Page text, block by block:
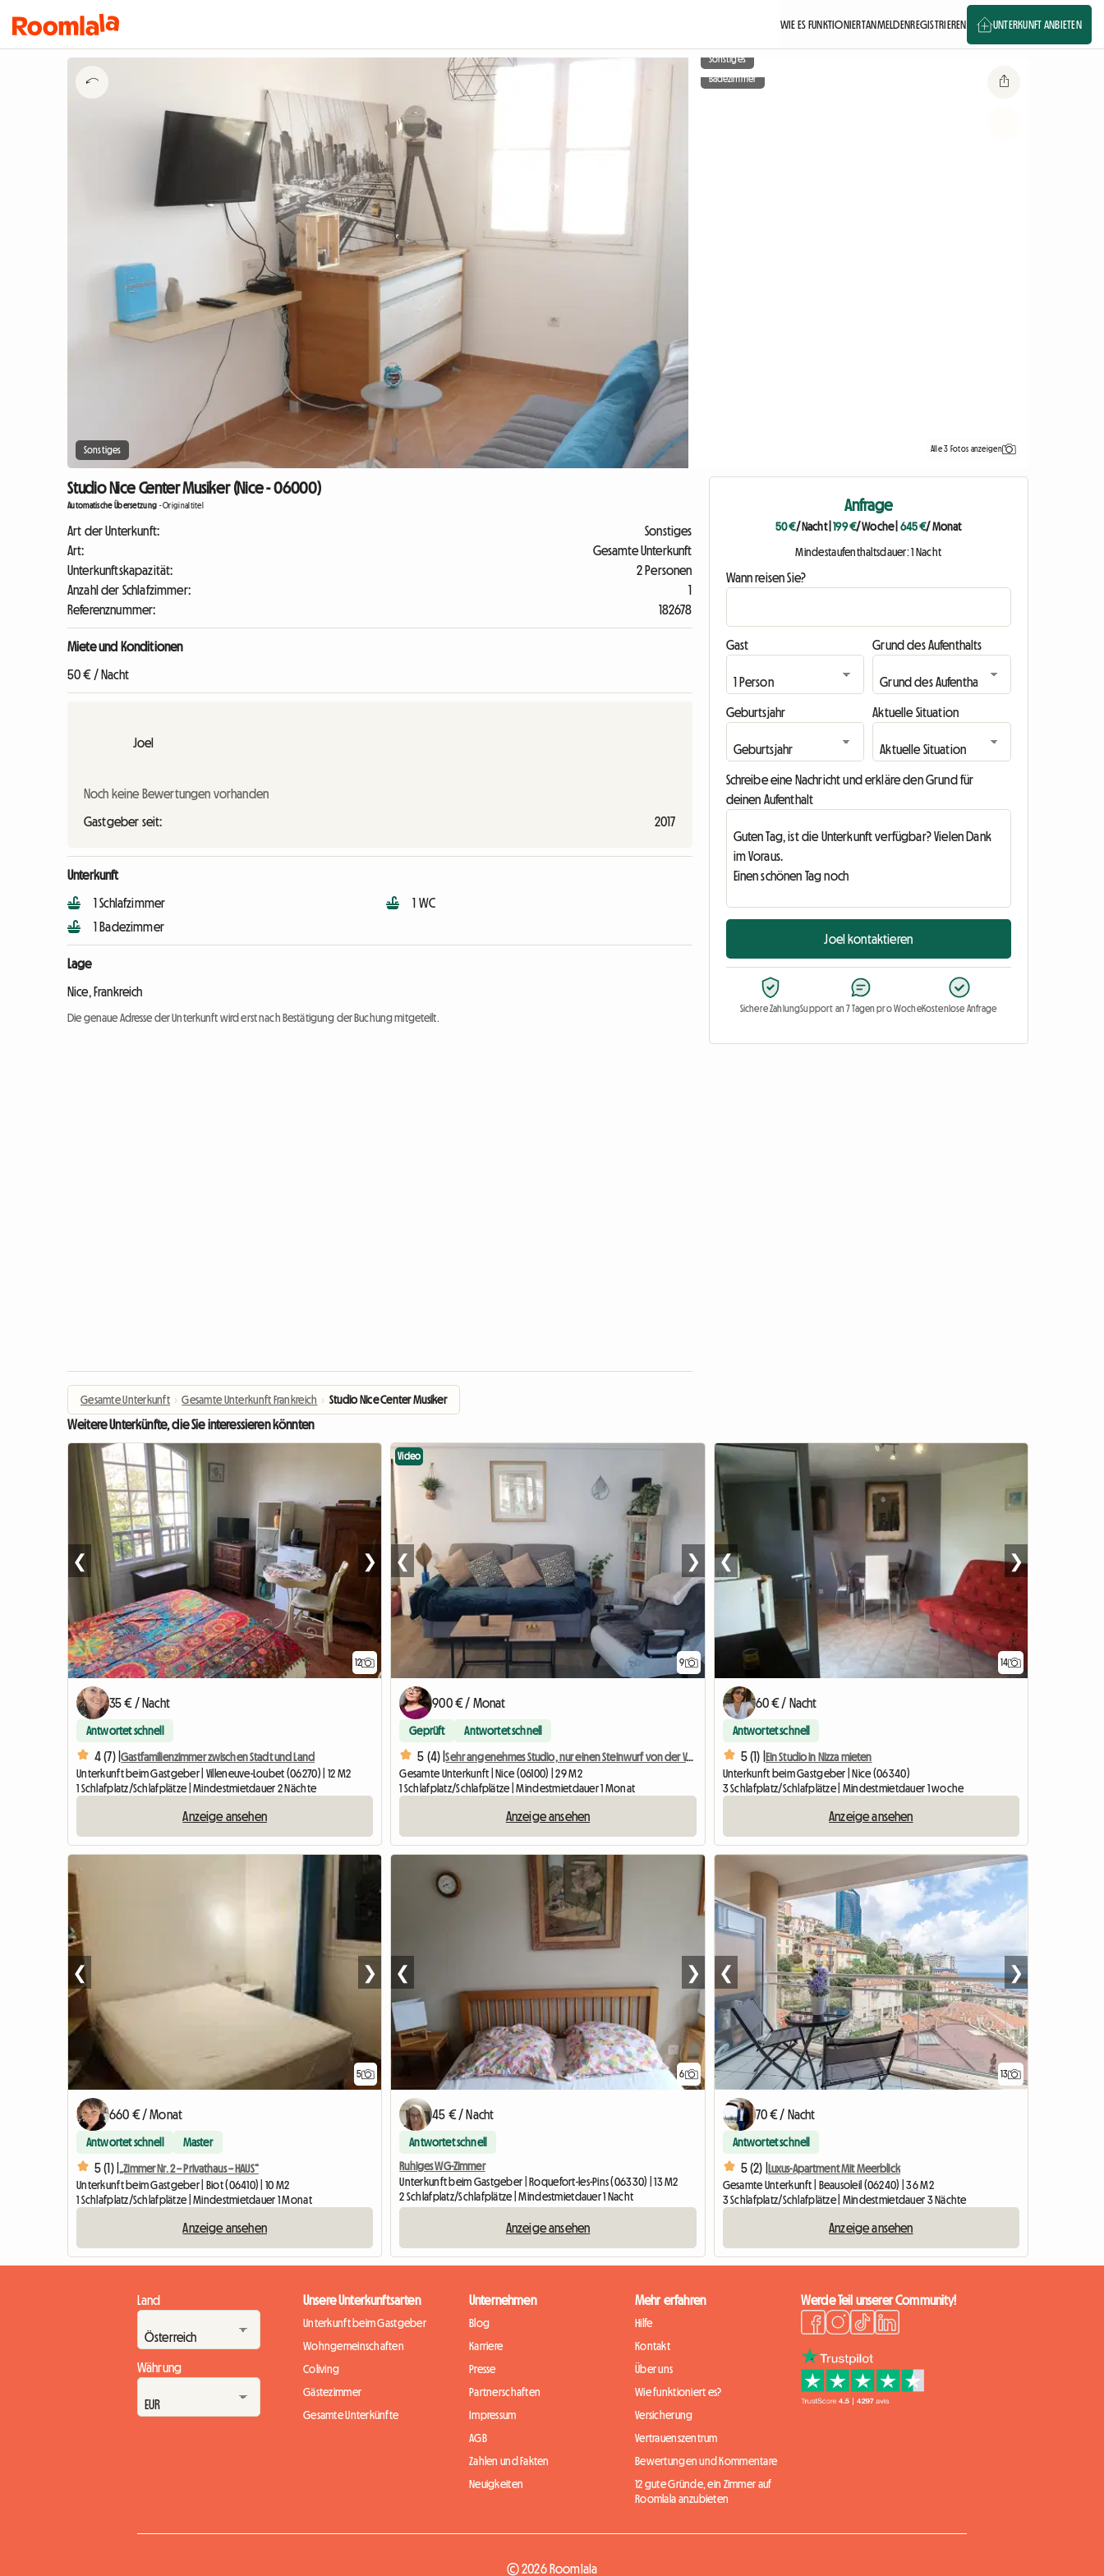
WIE ES FUNKTIONIERTANMELDENREGISTRIEREN UNTERKUNFT ANBIETEN
Sonstiges
Sonstiges
Badezimmer
Alle 3 Fotos anzeigen
Studio Nice Center Musiker (Nice - 06000)
Automatische Übersetzung -Originaltitel
Art der Unterkunft:
Sonstiges
Art:
Gesamte Unterkunft
Unterkunftskapazität:
2 Personen
Anzahl der Schlafzimmer:
1
Referenznummer:
182678
Miete und Konditionen
50 € / Nacht
Joel
Noch keine Bewertungen vorhanden
Gastgeber seit: 2017
Unterkunft
1 Schlafzimmer
1 Badezimmer
1 WC
Lage
Nice, Frankreich
Die genaue Adresse der Unterkunft wird erst nach Bestätigung der Buchung mitgeteilt.
Anfrage
50 €/ Nacht|199 €/ Woche| 645 €/ Monat
Mindestaufenthaltsdauer: 1 Nacht
Wann reisen Sie?
Gast Grund des Aufenthalts
Geburtsjahr Aktuelle Situation
Schreibe eine Nachricht und erkläre den Grund für
deinen Aufenthalt
Joel kontaktieren
Sichere ZahlungSupport an 7 Tagen pro WocheKostenlose Anfrage
Gesamte Unterkunft › Gesamte Unterkunft Frankreich › Studio Nice Center Musiker
Weitere Unterkünfte, die Sie interessieren könnten
12
❮ ❯
35 € / Nacht
Antwortet schnell
4 (7) |Gastfamilienzimmer zwischen Stadt und Land
Unterkunft beim Gastgeber | Villeneuve-Loubet (06270) | 12 M2
1 Schlafplatz/Schlafplätze | Mindestmietdauer 2 Nächte
Anzeige ansehen
9
Video
❮ ❯
900 € / Monat
Geprüft Antwortet schnell
5 (4) |
Sehr angenehmes Studio, nur einen Steinwurf von der Valrose University entfernt
Gesamte Unterkunft | Nice (06100) | 29 M2
1 Schlafplatz/Schlafplätze | Mindestmietdauer 1 Monat
Anzeige ansehen
14
❮ ❯
60 € / Nacht
Antwortet schnell
5 (1) |
Ein Studio in Nizza mieten
Unterkunft beim Gastgeber | Nice (06340)
3 Schlafplatz/Schlafplätze | Mindestmietdauer 1 woche
Anzeige ansehen
5
❮ ❯
660 € / Monat
Antwortet schnell Master
5 (1) | „Zimmer Nr. 2 – Privathaus – HAUS“
Unterkunft beim Gastgeber | Biot (06410) | 10 M2
1 Schlafplatz/Schlafplätze | Mindestmietdauer 1 Monat
Anzeige ansehen
6
❮ ❯
45 € / Nacht
Antwortet schnell
Ruhiges WG-Zimmer
Unterkunft beim Gastgeber | Roquefort-les-Pins (06330) | 13 M2
2 Schlafplatz/Schlafplätze | Mindestmietdauer 1 Nacht
Anzeige ansehen
13
❮ ❯
70 € / Nacht
Antwortet schnell
5 (2) |
Luxus-Apartment Mit Meerblick
Gesamte Unterkunft | Beausoleil (06240) | 36 M2
3 Schlafplatz/Schlafplätze | Mindestmietdauer 3 Nächte
Anzeige ansehen
Land
Währung
Unsere Unterkunftsarten
Unterkunft beim Gastgeber
Wohngemeinschaften
Coliving
Gästezimmer
Gesamte Unterkünfte
Unternehmen
Blog
Karriere
Presse
Partnerschaften
Impressum
AGB
Zahlen und Fakten
Neuigkeiten
Mehr erfahren
Hilfe
Kontakt
Über uns
Wie funktioniert es?
Versicherung
Vertrauenszentrum
Bewertungen und Kommentare
12 gute Gründe, ein Zimmer auf
Roomlala anzubieten
Werde Teil unserer Community!
© 2026 Roomlala